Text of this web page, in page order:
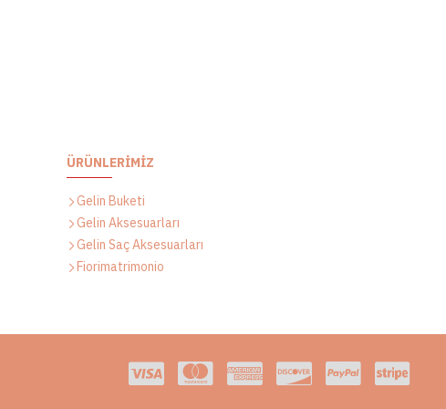
ÜRÜNLERIMIZ
Gelin Buketi
Gelin Aksesuarları
Gelin Saç Aksesuarları
Fiorimatrimonio